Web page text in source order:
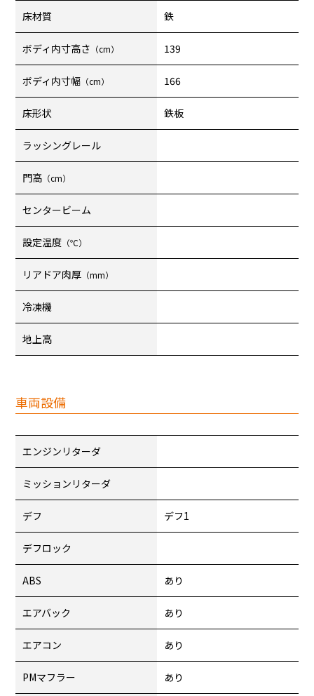
床材質 鉄
ボディ内寸高さ （cm） 139
ボディ内寸幅 （cm） 166
床形状 鉄板
ラッシングレール
門高 （cm）
センタービーム
設定温度 （℃）
リアドア肉厚 （mm）
冷凍機
地上高
車両設備
エンジンリターダ
ミッションリターダ
デフ デフ1
デフロック
ABS あり
エアバック あり
エアコン あり
PMマフラー あり